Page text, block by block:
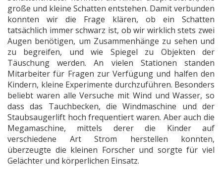
große und kleine Schatten entstehen. Damit verbunden
konnten wir die Frage klären, ob ein Schatten
tatsächlich immer schwarz ist, ob wir wirklich stets zwei
Augen benötigen, um Zusammenhänge zu sehen und
zu begreifen, und wie Spiegel zu Objekten der
Täuschung werden. An vielen Stationen standen
Mitarbeiter für Fragen zur Verfügung und halfen den
Kindern, kleine Experimente durchzuführen. Besonders
beliebt waren alle Versuche mit Wind und Wasser, so
dass das Tauchbecken, die Windmaschine und der
Staubsaugerlift hoch frequentiert waren. Aber auch die
Megamaschine, mittels derer die Kinder auf
verschiedene Art Strom herstellen konnten,
überzeugte die kleinen Forscher und sorgte für viel
Gelächter und körperlichen Einsatz.